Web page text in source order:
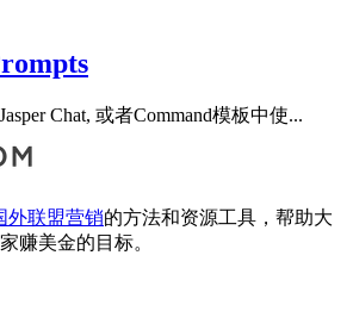
Chat, 或者Command模板中使...
外联盟营销的方法和资源工具，帮助大
赚美金的目标。